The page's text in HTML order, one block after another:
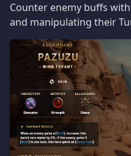
Counter enemy buffs
and manipulating their